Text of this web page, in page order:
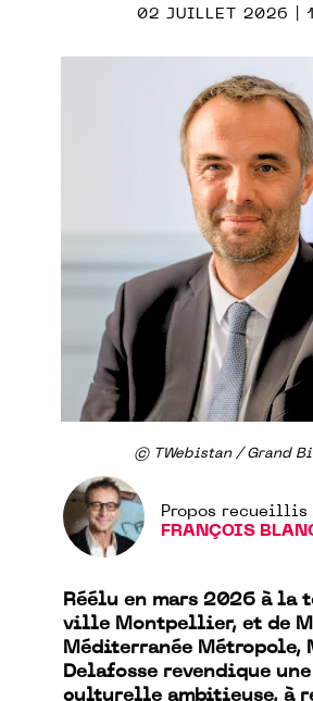
02 JUILLET 2026 |
© TWebistan / Grand
Propos recueillis
FRANÇOIS
Réélu en mars 2026 à la
ville Montpellier, et de
Méditerranée Métropole,
Delafosse revendique
culturelle ambitieuse, à